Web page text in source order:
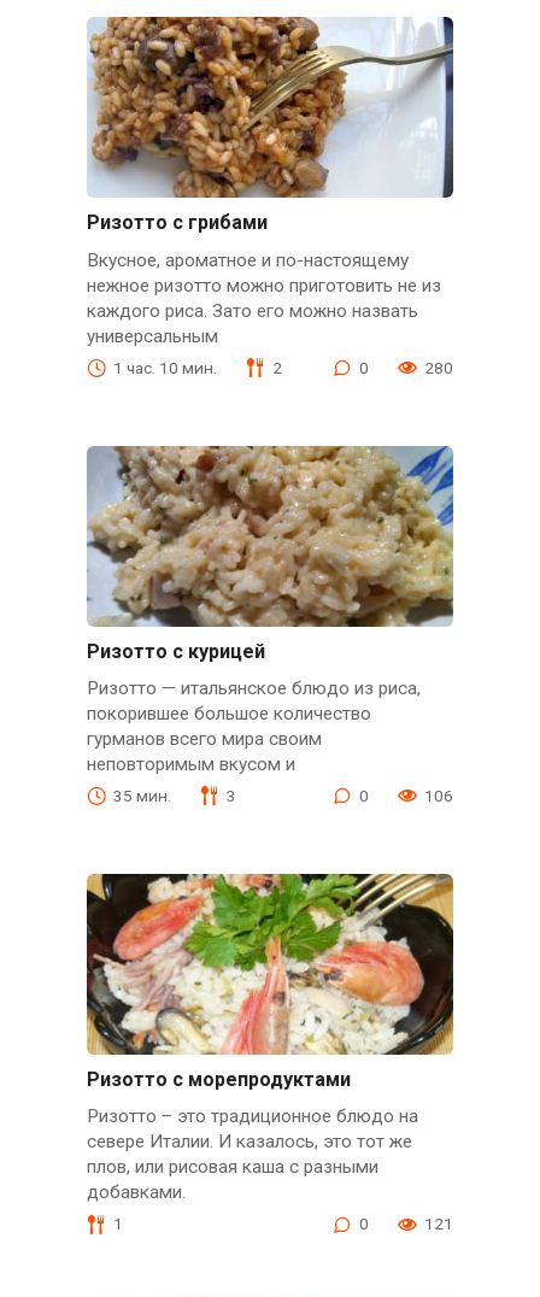
Ризотто с грибами
Вкусное, ароматное и по-настоящему
нежное ризотто можно приготовить не из
каждого риса. Зато его можно назвать
универсальным
1 час. 10 мин. 2 0 280
Ризотто с курицей
Ризотто — итальянское блюдо из риса,
покорившее большое количество
гурманов всего мира своим
неповторимым вкусом и
35 мин. 3 0 106
Ризотто с морепродуктами
Ризотто – это традиционное блюдо на
севере Италии. И казалось, это тот же
плов, или рисовая каша с разными
добавками.
1 0 121